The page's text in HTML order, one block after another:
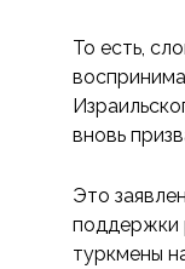
То есть,
вновь
Это
поддержки
туркмены